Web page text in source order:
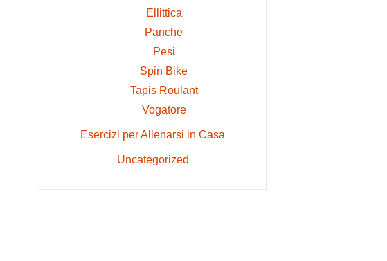
Ellittica
Panche
Pesi
Spin Bike
Tapis Roulant
Vogatore
Esercizi per Allenarsi in Casa
Uncategorized